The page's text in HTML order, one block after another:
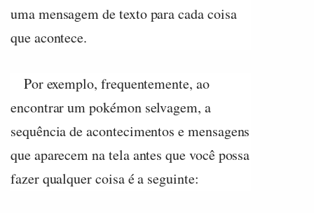
uma mensagem de texto para cada coisa
que acontece.
Por exemplo, frequentemente, ao
encontrar um pokémon selvagem, a
sequência de acontecimentos e mensagens
que aparecem na tela antes que você possa
fazer qualquer coisa é a seguinte: